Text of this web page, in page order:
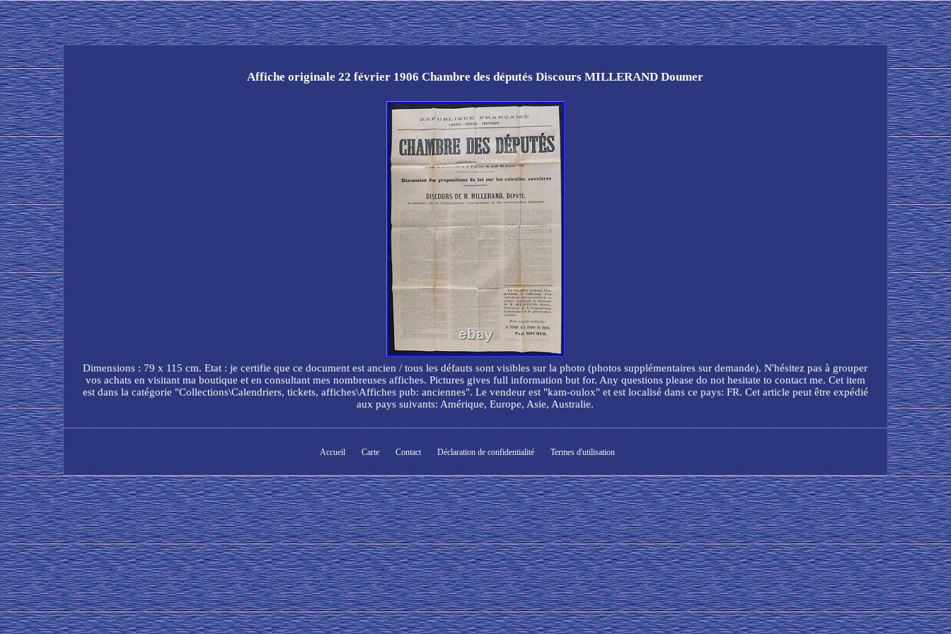
Affiche originale 22 février 1906 Chambre des députés Discours MILLERAND Doumer
Dimensions : 79 x 115 cm. Etat : je certifie que ce document est ancien / tous les défauts sont visibles sur la photo (photos supplémentaires sur demande). N'hésitez pas à grouper
vos achats en visitant ma boutique et en consultant mes nombreuses affiches. Pictures gives full information but for. Any questions please do not hesitate to contact me. Cet item
est dans la catégorie "Collections\Calendriers, tickets, affiches\Affiches pub: anciennes". Le vendeur est "kam-oulox" et est localisé dans ce pays: FR. Cet article peut être expédié
aux pays suivants: Amérique, Europe, Asie, Australie.
Accueil Carte Contact Déclaration de confidentialité Termes d'utilisation